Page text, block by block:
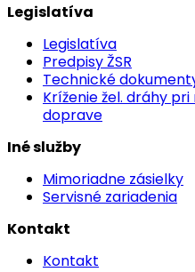
Legislatíva
Legislatíva
Predpisy ŽSR
Technické
Kríženie žel. dráhy
doprave
Iné služby
Mimoriadne zásielky
Servisné zariadenia
Kontakt
Kontakt